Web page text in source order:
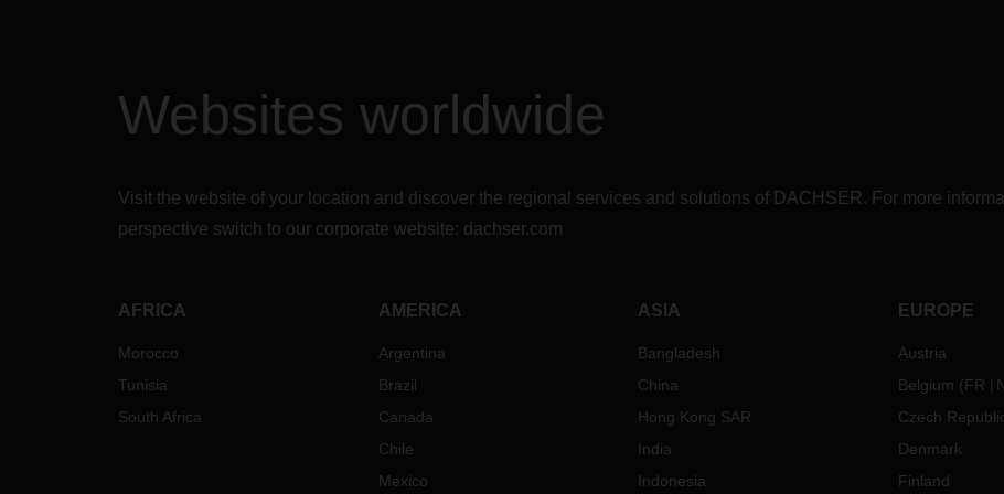
Websites worldwide
Visit the website of your location and discover the regional services and solutions of DACHSER. For more
perspective switch to our corporate website: dachser.com
AFRICA
Morocco
Tunisia
South Africa
AMERICA
Argentina
Brazil
Canada
Chile
Mexico
ASIA
Bangladesh
China
Hong Kong SAR
India
Indonesia
EUROPE
Austria
Belgium (FR
Czech
Denmark
Finland